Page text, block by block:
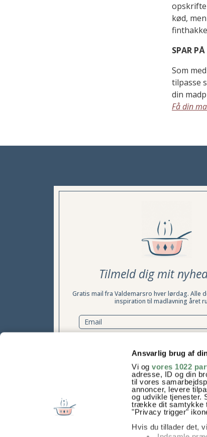
Ansvarlig brug af
Vi ogvores 1022
adresse, ID og din
til vores
annoncer, levere
og udvikle tjenester.
trække dit samtykke
"Privacy trigger"
Hvis du tillader det,
kød,
SPAR
Som
tilpasse
din
Få din
Tilmeld dig mit
Gratis mail fra Valdemarsro hver lørdag. Alle
inspiration til madlavning året
Samtykke til at modtage nyhedsbrevet kan til
læs mere her